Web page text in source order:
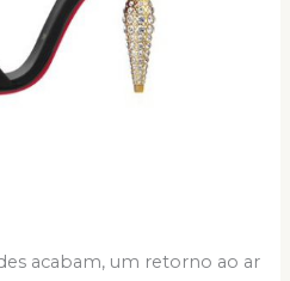
acabam, um retorno ao ar